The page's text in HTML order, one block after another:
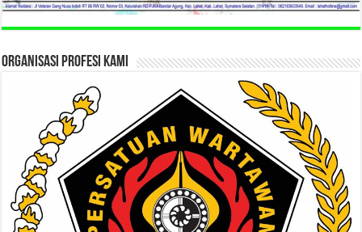
ORGANISASI PROFESI KAMI